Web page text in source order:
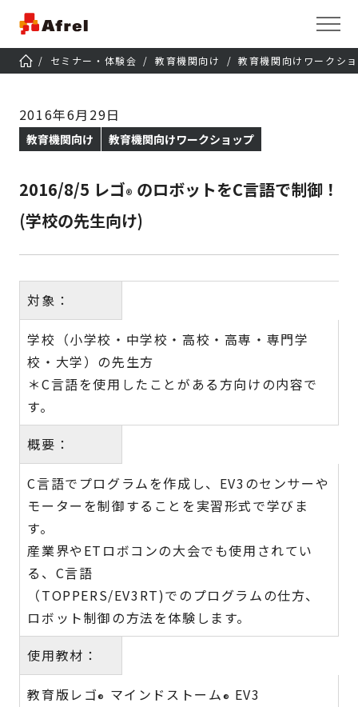
セミナー・体験会 教育機関向け 教育機関向けワークシ
2016年6月29日
教育機関向け 教育機関向けワークショップ
2016/8/5 レゴ® のロボットをC言語で制御！
(学校の先生向け)
対象：
学校（小学校・中学校・高校・高専・専門学
校・大学）の先生方
＊C言語を使用したことがある方向けの内容で
す。
概要：
C言語でプログラムを作成し、EV3のセンサーや
モーターを制御することを実習形式で学びま
す。
産業界やETロボコンの大会でも使用されてい
る、C言語
（TOPPERS/EV3RT)でのプログラムの仕方、
ロボット制御の方法を体験します。
使用教材：
教育版レゴ® マインドストーム® EV3